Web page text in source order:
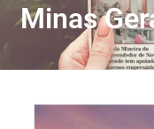
Minas